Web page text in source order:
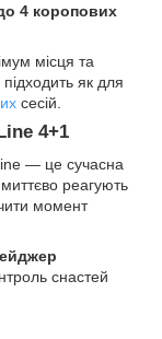
4 коропових
місця та
як для
сесій.
4+1
— це сучасна
реагують
момент
снастей